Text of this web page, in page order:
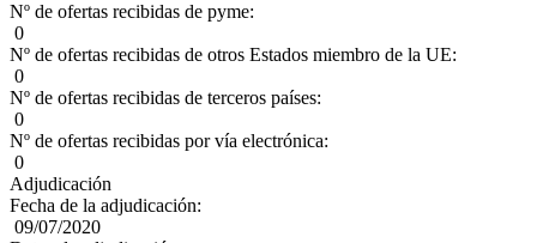
Nº de ofertas recibidas de pyme:
0
Nº de ofertas recibidas de otros Estados miembro de la UE:
0
Nº de ofertas recibidas de terceros países:
0
Nº de ofertas recibidas por vía electrónica:
0
Adjudicación
Fecha de la adjudicación:
09/07/2020